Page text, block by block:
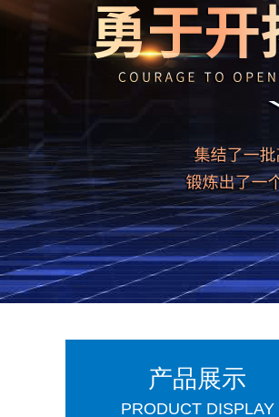
产品展示
PRODUCT DISPLAY